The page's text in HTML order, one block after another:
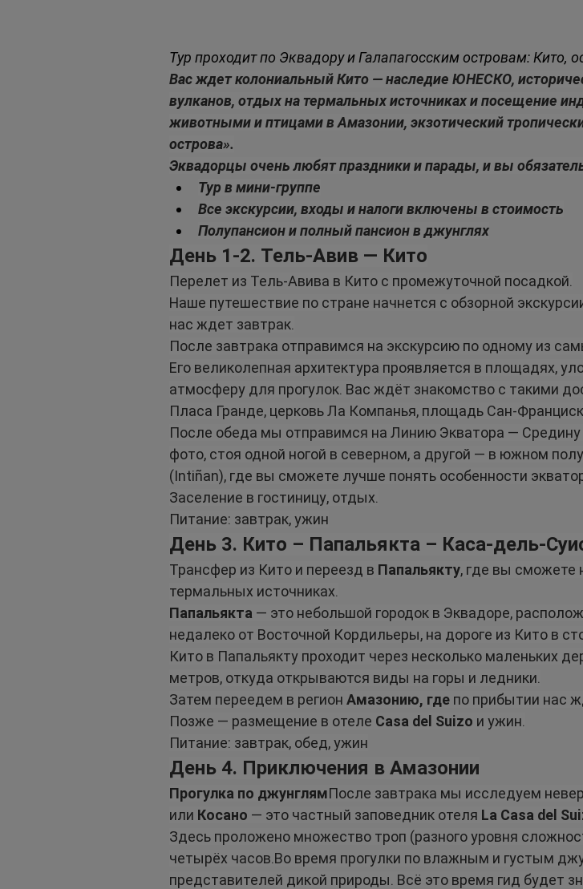
Тур проходит по Эквадору и Галапагосским островам: Кито,
Вас ждет колониальный Кито — наследие ЮНЕСКО,
вулканов, отдых на термальных источниках и посещение
животными и птицами в Амазонии, экзотический
острова».
Эквадорцы очень любят праздники и парады, и вы
Тур в мини-группе
Все экскурсии, входы и налоги включены в стоимость
Полупансион и полный пансион в джунглях
День 1-2. Тель-Авив — Кито
Перелет из Тель-Авива в Кито с промежуточной посадкой.
Наше путешествие по стране начнется с обзорной
нас ждет завтрак.
После завтрака отправимся на экскурсию по одному из
Его великолепная архитектура проявляется в площадях,
атмосферу для прогулок. Вас ждёт знакомство с такими
Пласа Гранде, церковь Ла Компанья, площадь Сан-
После обеда мы отправимся на Линию Экватора —
фото, стоя одной ногой в северном, а другой — в южном
(Intiñan), где вы сможете лучше понять особенности
Заселение в гостиницу, отдых.
Питание: завтрак, ужин
День 3. Кито – Папальякта – Каса-дель-
Трансфер из Кито и переезд в Папальякту, где вы
термальных источниках.
Папальякта — это небольшой городок в Эквадоре,
недалеко от Восточной Кордильеры, на дороге из Кито в
Кито в Папальякту проходит через несколько маленьких
метров, откуда открываются виды на горы и ледники.
Затем переедем в регион Амазонию, где по прибытии нас
Позже — размещение в отеле Casa del Suizo и ужин.
Питание: завтрак, обед, ужин
День 4. Приключения в Амазонии
Прогулка по джунглямПосле завтрака мы исследуем
или Косано — это частный заповедник отеля La Casa del
Здесь проложено множество троп (разного уровня
четырёх часов.Во время прогулки по влажным и густым
представителей дикой природы. Всё это время гид будет